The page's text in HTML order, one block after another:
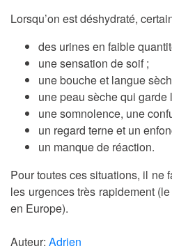
Lorsqu’on est déshydraté,
des urines en faible
une sensation de soif ;
une bouche et langue
une peau sèche qui garde
une somnolence, une
un regard terne et un
un manque de réaction.
Pour toutes ces situations, il ne
les urgences très rapidement
en Europe).
Auteur: Adrien